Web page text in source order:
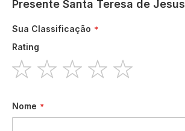
Presente Santa Teresa de Jesus
Sua Classificação
Rating
Nome